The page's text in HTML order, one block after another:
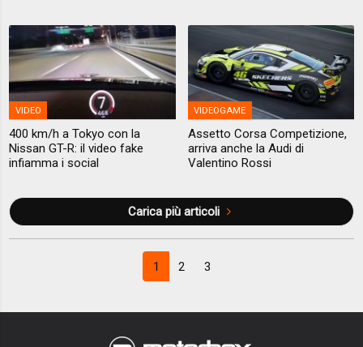
VIDEO
400 km/h a Tokyo con la
Nissan GT-R: il video fake
infiamma i social
VIDEOGAME
Assetto Corsa Competizione,
arriva anche la Audi di
Valentino Rossi
Carica più articoli
1 2 3